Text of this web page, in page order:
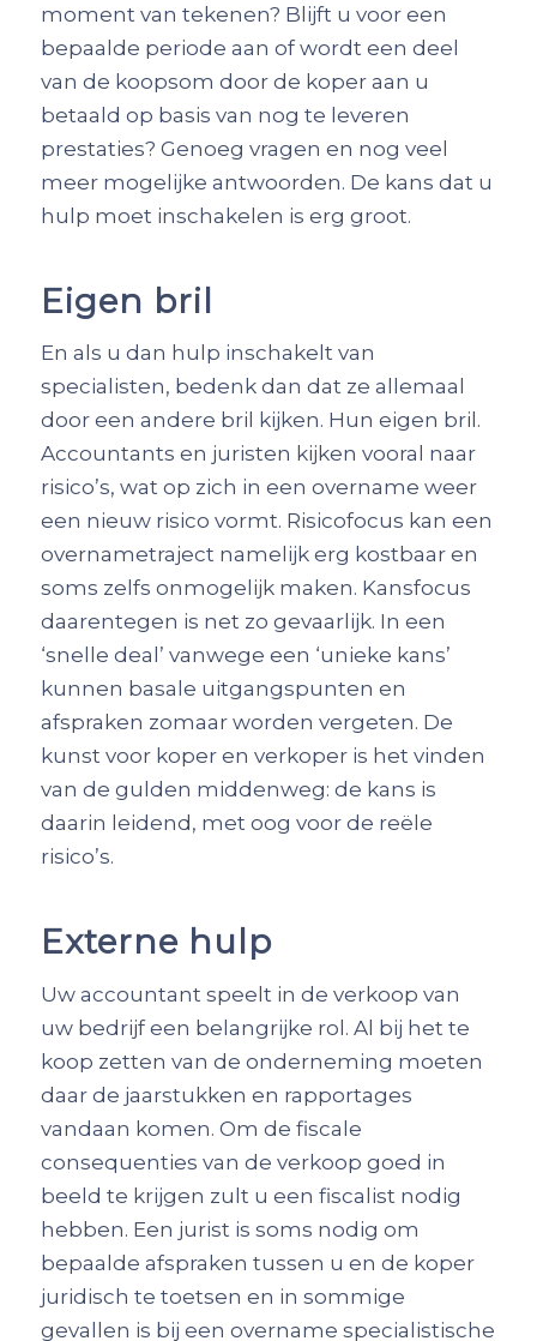
moment van tekenen? Blijft u voor een
bepaalde periode aan of wordt een deel
van de koopsom door de koper aan u
betaald op basis van nog te leveren
prestaties? Genoeg vragen en nog veel
meer mogelijke antwoorden. De kans dat u
hulp moet inschakelen is erg groot.
Eigen bril
En als u dan hulp inschakelt van
specialisten, bedenk dan dat ze allemaal
door een andere bril kijken. Hun eigen bril.
Accountants en juristen kijken vooral naar
risico’s, wat op zich in een overname weer
een nieuw risico vormt. Risicofocus kan een
overnametraject namelijk erg kostbaar en
soms zelfs onmogelijk maken. Kansfocus
daarentegen is net zo gevaarlijk. In een
‘snelle deal’ vanwege een ‘unieke kans’
kunnen basale uitgangspunten en
afspraken zomaar worden vergeten. De
kunst voor koper en verkoper is het vinden
van de gulden middenweg: de kans is
daarin leidend, met oog voor de reële
risico’s.
Externe hulp
Uw accountant speelt in de verkoop van
uw bedrijf een belangrijke rol. Al bij het te
koop zetten van de onderneming moeten
daar de jaarstukken en rapportages
vandaan komen. Om de fiscale
consequenties van de verkoop goed in
beeld te krijgen zult u een fiscalist nodig
hebben. Een jurist is soms nodig om
bepaalde afspraken tussen u en de koper
juridisch te toetsen en in sommige
gevallen is bij een overname specialistische